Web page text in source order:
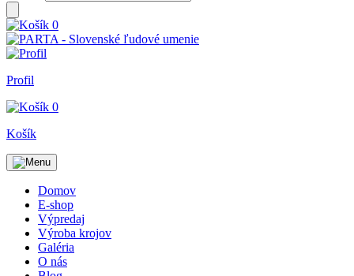
0
Profil
0
Košík
Domov
E-shop
Výpredaj
Výroba krojov
Galéria
O nás